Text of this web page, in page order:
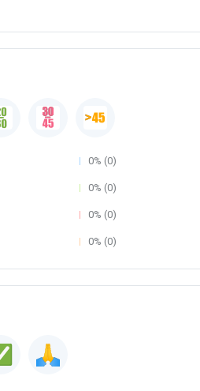
0% (0)
0% (0)
0% (0)
0% (0)